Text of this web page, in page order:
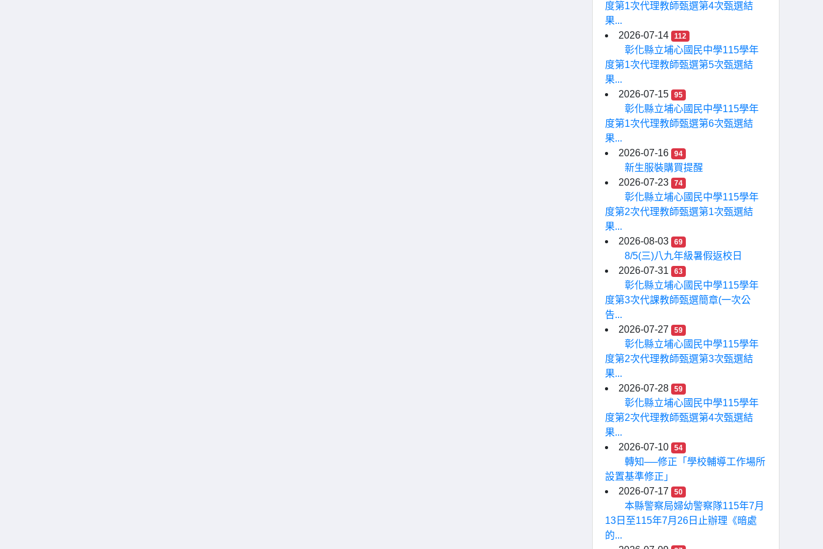
度第1次代理教師甄選第4次甄選結
果...
2026-07-14
112
彰化縣立埔心國民中學115學年
度第1次代理教師甄選第5次甄選結
果...
2026-07-15
95
彰化縣立埔心國民中學115學年
度第1次代理教師甄選第6次甄選結
果...
2026-07-16
94
新生服裝購買提醒
2026-07-23
74
彰化縣立埔心國民中學115學年
度第2次代理教師甄選第1次甄選結
果...
2026-08-03
69
8/5(三)八九年級暑假返校日
2026-07-31
63
彰化縣立埔心國民中學115學年
度第3次代課教師甄選簡章(一次公
告...
2026-07-27
59
彰化縣立埔心國民中學115學年
度第2次代理教師甄選第3次甄選結
果...
2026-07-28
59
彰化縣立埔心國民中學115學年
度第2次代理教師甄選第4次甄選結
果...
2026-07-10
54
轉知──修正「學校輔導工作場所
設置基準修正」
2026-07-17
50
本縣警察局婦幼警察隊115年7月
13日至115年7月26日止辦理《暗處
的...